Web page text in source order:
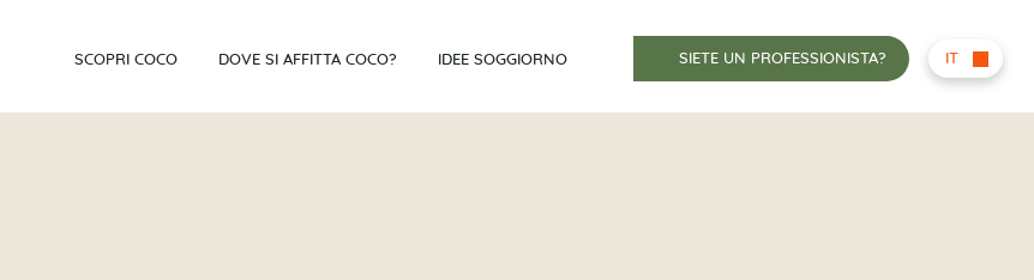
SCOPRI COCO DOVE SI AFFITTA COCO? IDEE SOGGIORNO SIETE UN PROFESSIONISTA? IT